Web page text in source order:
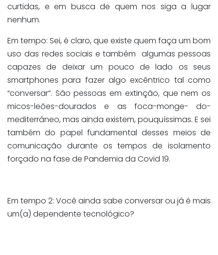
curtidas, e em busca de quem nos siga a lugar
nenhum.
Em tempo: Sei, é claro, que existe quem faça um bom
uso das redes sociais e também algumas pessoas
capazes de deixar um pouco de lado os seus
smartphones para fazer algo excêntrico tal como
“conversar”. São pessoas em extinção, que nem os
micos-leões-dourados e as foca-monge- do-
mediterrâneo, mas ainda existem, pouquíssimas. E sei
também do papel fundamental desses meios de
comunicação durante os tempos de isolamento
forçado na fase de Pandemia da Covid 19.
Em tempo 2: Você ainda sabe conversar ou já é mais
um(a) dependente tecnológico?